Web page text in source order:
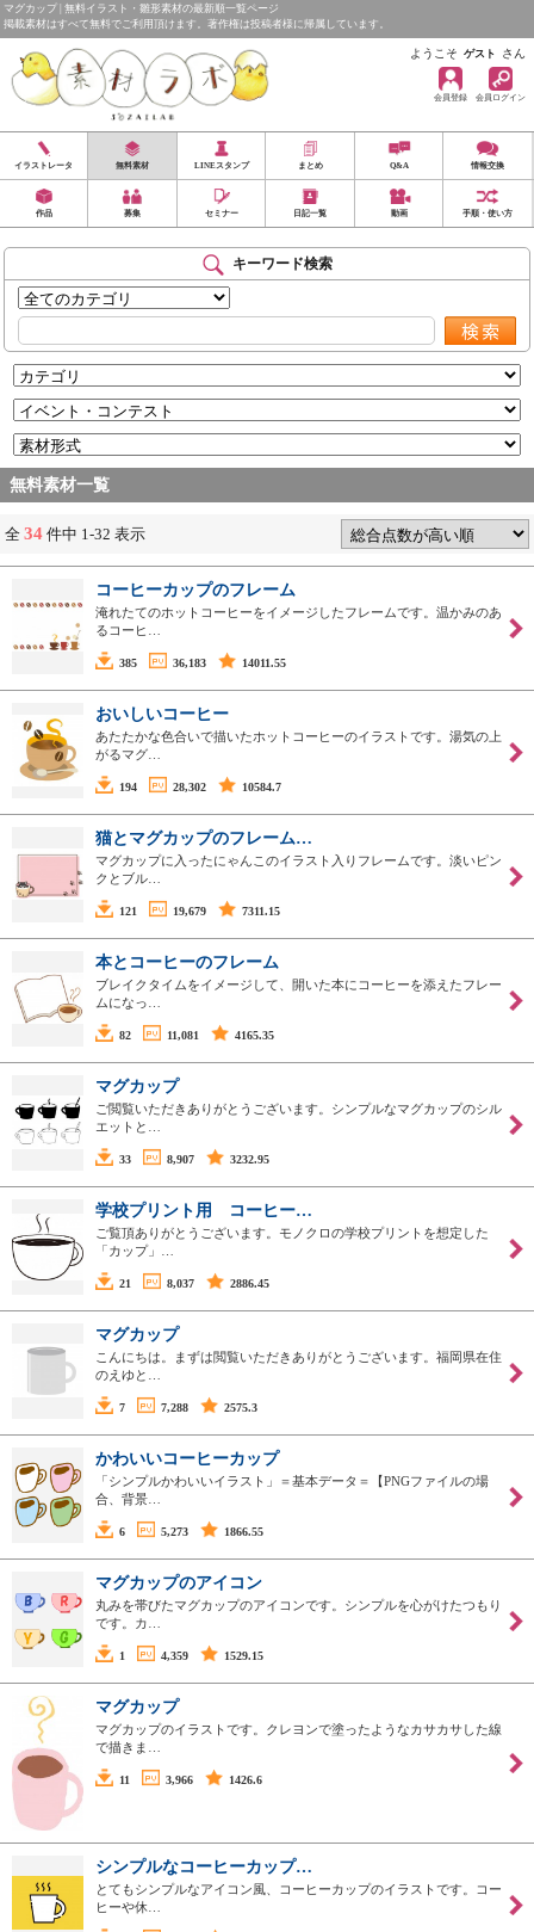
マグカップ | 無料イラスト・雛形素材の最新順一覧ページ
掲載素材はすべて無料でご利用頂けます。著作権は投稿者様に帰属しています。
ようこそ ゲスト さん
会員登録 会員ログイン
イラストレータ 無料素材 LINEスタンプ まとめ Q&A 情報交換
作品 募集 セミナー 日記一覧 動画 手順・使い方
キーワード検索
無料素材一覧
全 34 件中 1-32 表示
コーヒーカップのフレーム
淹れたてのホットコーヒーをイメージしたフレームです。温かみのあ
るコーヒ…
385 36,183 14011.55
おいしいコーヒー
あたたかな色合いで描いたホットコーヒーのイラストです。湯気の上
がるマグ…
194 28,302 10584.7
猫とマグカップのフレーム…
マグカップに入ったにゃんこのイラスト入りフレームです。淡いピン
クとブル…
121 19,679 7311.15
本とコーヒーのフレーム
ブレイクタイムをイメージして、開いた本にコーヒーを添えたフレー
ムになっ…
82 11,081 4165.35
マグカップ
ご閲覧いただきありがとうございます。シンプルなマグカップのシル
エットと…
33 8,907 3232.95
学校プリント用 コーヒー…
ご覧頂ありがとうございます。モノクロの学校プリントを想定した
「カップ」…
21 8,037 2886.45
マグカップ
こんにちは。まずは閲覧いただきありがとうございます。福岡県在住
のえゆと…
7 7,288 2575.3
かわいいコーヒーカップ
「シンプルかわいいイラスト」＝基本データ＝【PNGファイルの場
合、背景…
6 5,273 1866.55
マグカップのアイコン
丸みを帯びたマグカップのアイコンです。シンプルを心がけたつもり
です。カ…
1 4,359 1529.15
マグカップ
マグカップのイラストです。クレヨンで塗ったようなカサカサした線
で描きま…
11 3,966 1426.6
シンプルなコーヒーカップ…
とてもシンプルなアイコン風、コーヒーカップのイラストです。コー
ヒーや休…